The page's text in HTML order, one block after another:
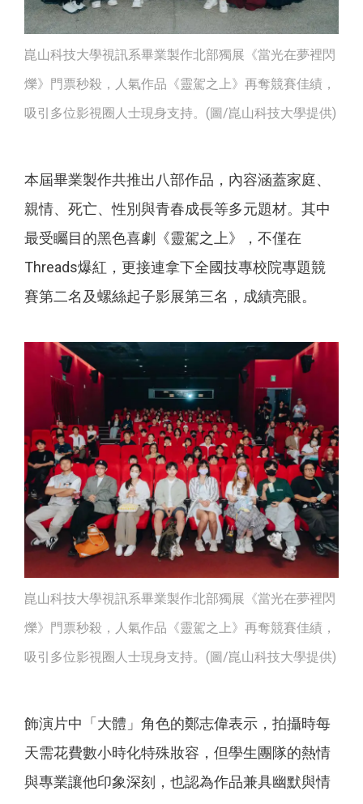
崑山科技大學視訊系畢業製作北部獨展《當光在夢裡閃
爍》門票秒殺，人氣作品《靈駕之上》再奪競賽佳績，
吸引多位影視圈人士現身支持。(圖/崑山科技大學提供)
本屆畢業製作共推出八部作品，內容涵蓋家庭、
親情、死亡、性別與青春成長等多元題材。其中
最受矚目的黑色喜劇《靈駕之上》，不僅在
Threads爆紅，更接連拿下全國技專校院專題競
賽第二名及螺絲起子影展第三名，成績亮眼。
崑山科技大學視訊系畢業製作北部獨展《當光在夢裡閃
爍》門票秒殺，人氣作品《靈駕之上》再奪競賽佳績，
吸引多位影視圈人士現身支持。(圖/崑山科技大學提供)
飾演片中「大體」角色的鄭志偉表示，拍攝時每
天需花費數小時化特殊妝容，但學生團隊的熱情
與專業讓他印象深刻，也認為作品兼具幽默與情